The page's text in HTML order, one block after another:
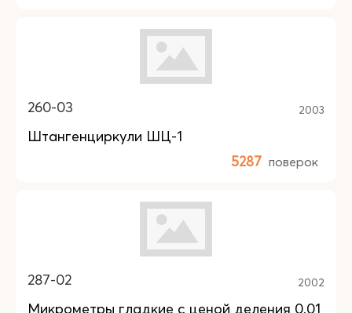
260-03 2003
Штангенциркули ШЦ-1
5287 поверок
287-02 2002
Микрометры гладкие с ценой деления 0,01